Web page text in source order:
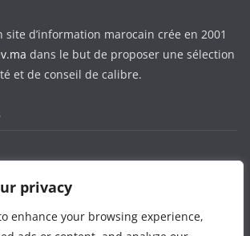
privacy
enhance your browsing experience,
site d’information marocain crée en 2001
dans le but de proposer une sélection
et de conseil de calibre.